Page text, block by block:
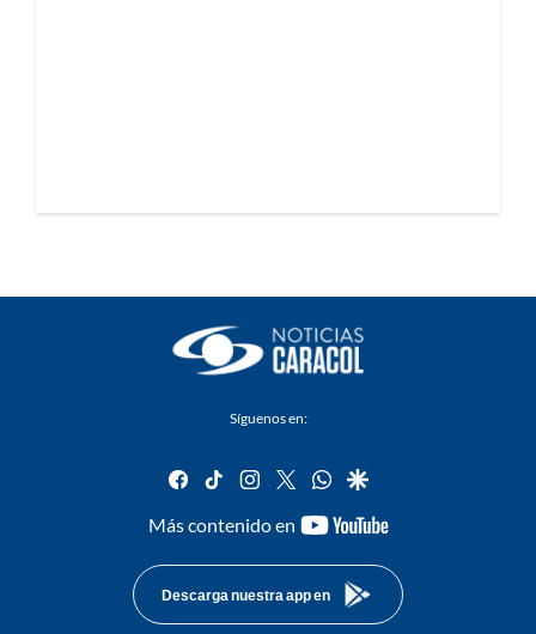
Síguenos en:
facebook
tiktok instagram
twitterwhatsapp
google
Más contenido en
youtube-
Descarga nuestra app en